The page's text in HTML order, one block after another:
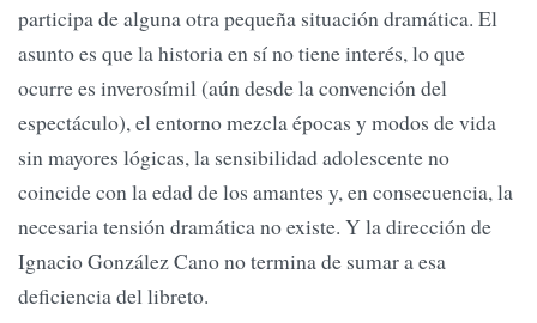
participa de alguna otra pequeña situación dramática. El
asunto es que la historia en sí no tiene interés, lo que
ocurre es inverosímil (aún desde la convención del
espectáculo), el entorno mezcla épocas y modos de vida
sin mayores lógicas, la sensibilidad adolescente no
coincide con la edad de los amantes y, en consecuencia, la
necesaria tensión dramática no existe. Y la dirección de
Ignacio González Cano no termina de sumar a esa
deficiencia del libreto.